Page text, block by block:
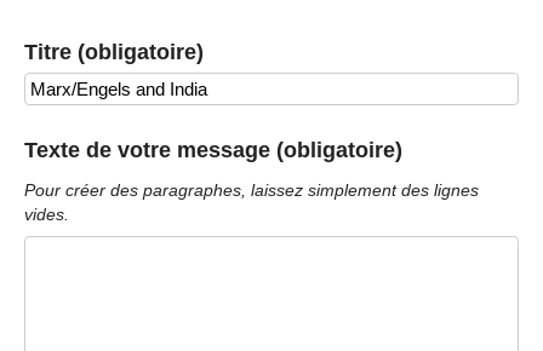
Titre (obligatoire)
Texte de votre message (obligatoire)
Pour créer des paragraphes, laissez simplement des lignes
vides.